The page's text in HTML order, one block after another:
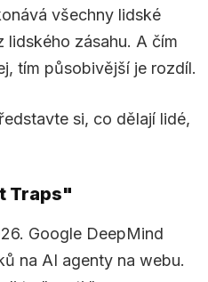
všechny lidské
lidského zásahu. A čím
tím působivější je rozdíl.
si, co dělají lidé,
Traps"
Google DeepMind
na AI agenty na webu.